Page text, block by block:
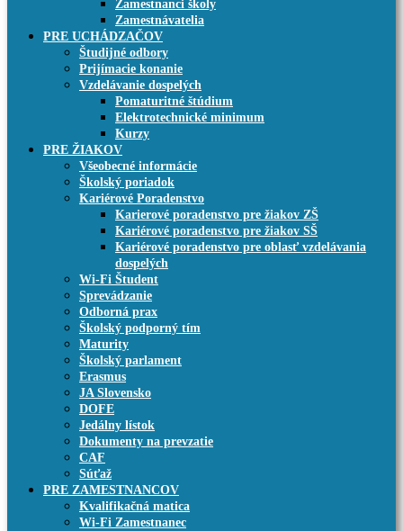
Zamestnanci školy
Zamestnávatelia
PRE UCHÁDZAČOV
Študijné odbory
Prijímacie konanie
Vzdelávanie dospelých
Pomaturitné štúdium
Elektrotechnické minimum
Kurzy
PRE ŽIAKOV
Všeobecné informácie
Školský poriadok
Kariérové Poradenstvo
Karierové poradenstvo pre žiakov ZŠ
Kariérové poradenstvo pre žiakov SŠ
Kariérové poradenstvo pre oblasť vzdelávania
dospelých
Wi-Fi Študent
Sprevádzanie
Odborná prax
Školský podporný tím
Maturity
Školský parlament
Erasmus
JA Slovensko
DOFE
Jedálny lístok
Dokumenty na prevzatie
CAF
Súťaž
PRE ZAMESTNANCOV
Kvalifikačná matica
Wi-Fi Zamestnanec